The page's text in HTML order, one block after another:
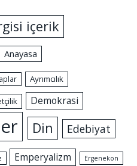
içerik
Anayasa
Ayrımcılık
Demokrasi
Din Edebiyat
Emperyalizm Ergenekon